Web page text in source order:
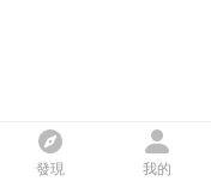
發現 我的